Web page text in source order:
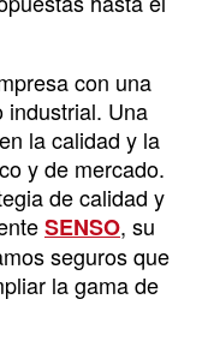
con una
industrial. Una
la calidad y la
y de mercado.
de calidad y
SENSO, su
seguros que
la gama de